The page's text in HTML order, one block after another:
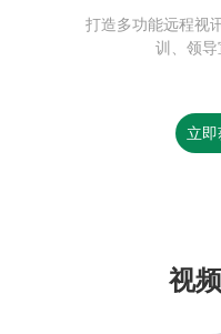
打造多功能远程视
训、领
立
视